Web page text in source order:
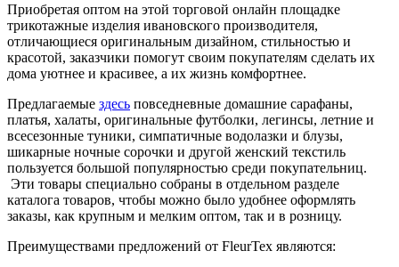
Приобретая оптом на этой торговой онлайн площадке
трикотажные изделия ивановского производителя,
отличающиеся оригинальным дизайном, стильностью и
красотой, заказчики помогут своим покупателям сделать их
дома уютнее и красивее, а их жизнь комфортнее.
Предлагаемые здесь повседневные домашние сарафаны,
платья, халаты, оригинальные футболки, легинсы, летние и
всесезонные туники, симпатичные водолазки и блузы,
шикарные ночные сорочки и другой женский текстиль
пользуется большой популярностью среди покупательниц.
Эти товары специально собраны в отдельном разделе
каталога товаров, чтобы можно было удобнее оформлять
заказы, как крупным и мелким оптом, так и в розницу.
Преимуществами предложений от FleurTex являются: